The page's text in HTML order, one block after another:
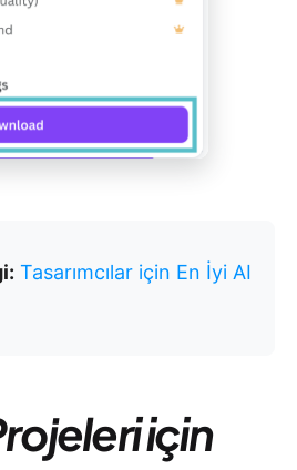
Tasarımcılar için En İyi AI
için